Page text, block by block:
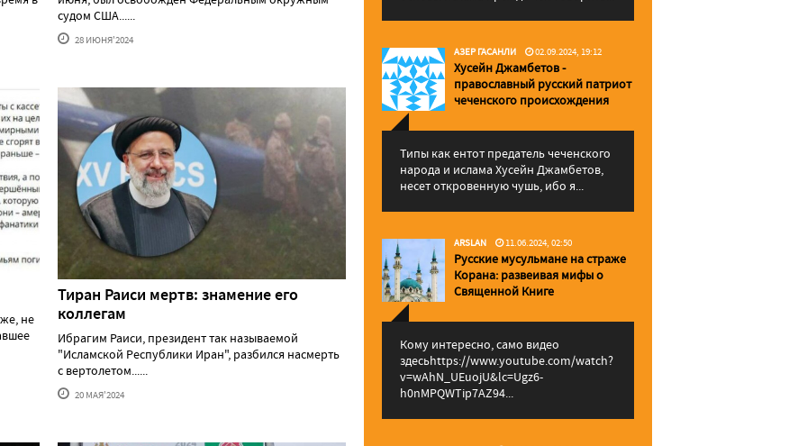
судом США......
28 ИЮНЯ'2024
не
Тиран Раиси мертв: знамение его
коллегам
Ибрагим Раиси, президент так называемой
"Исламской Республики Иран", разбился насмерть
с вертолетом......
20 МАЯ'2024
АЗЕР ГАСАНЛИ 02.09.2024, 19:12
Хусейн Джамбетов -
православный русский патриот
чеченского происхождения
Типы как ентот предатель чеченского
народа и ислама Хусейн Джамбетов,
несет откровенную чушь, ибо я...
ARSLAN 11.06.2024, 02:50
Русские мусульмане на страже
Корана: pазвеивая мифы о
Священной Книге
Кому интересно, само видео
здесьhttps://www.youtube.com/watch?
v=wAhN_UEuojU&lc=Ugz6-
h0nMPQWTip7AZ94...